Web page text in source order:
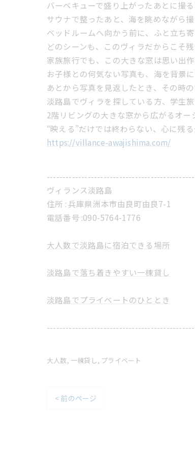
バーベキューで盛り上がったあとに撮る
サウナで整ったあと、海を眺めながら撮
ベッドルームへ向かう前に、ふと立ち寄
どのシーンも、このヴィラだからこそ残
家族旅行でも、この大きな窓は思い出
お子様との何気ない写真も、海を背景
あとから写真を見返したとき、その時
淡路島でヴィラを探している方、学生
2階リビングの大きな窓から広がるオ
“映える”だけでは終わらない、心に残る
https://villance-awajishima.com/
ヴィランス淡路島
住所 : 兵庫県洲本市由良町由良7-1
電話番号 :​090-5764-1776
大人数で淡路島に宿泊できる場所
淡路島で落ち着きやすい一棟貸し
淡路島でプライベートのひととき
大人数 一棟貸し プライベート
< 前のページ